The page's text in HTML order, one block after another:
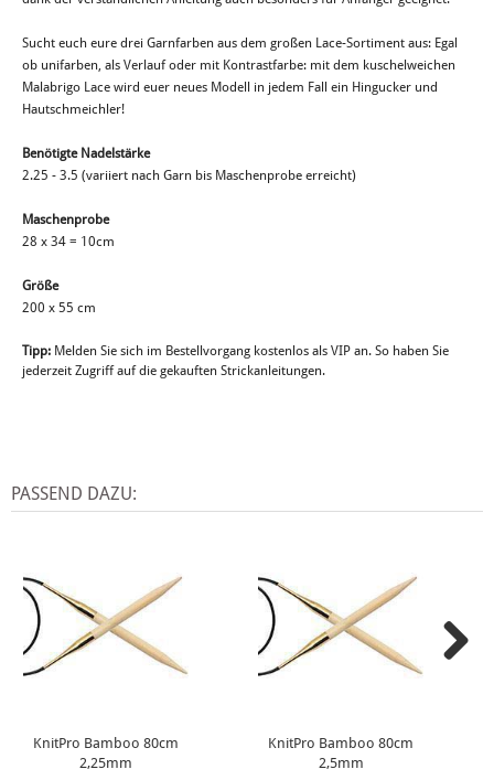
Sucht euch eure drei Garnfarben aus dem großen Lace-Sortiment aus: Egal
ob unifarben, als Verlauf oder mit Kontrastfarbe: mit dem kuschelweichen
Malabrigo Lace wird euer neues Modell in jedem Fall ein Hingucker und
Hautschmeichler!
Benötigte Nadelstärke
2.25 - 3.5 (variiert nach Garn bis Maschenprobe erreicht)
Maschenprobe
28 x 34 = 10cm
Größe
200 x 55 cm
Tipp: Melden Sie sich im Bestellvorgang kostenlos als VIP an. So haben Sie
jederzeit Zugriff auf die gekauften Strickanleitungen.
PASSEND DAZU:
KnitPro Bamboo 80cm
2,25mm
KnitPro Bamboo 80cm
2,5mm